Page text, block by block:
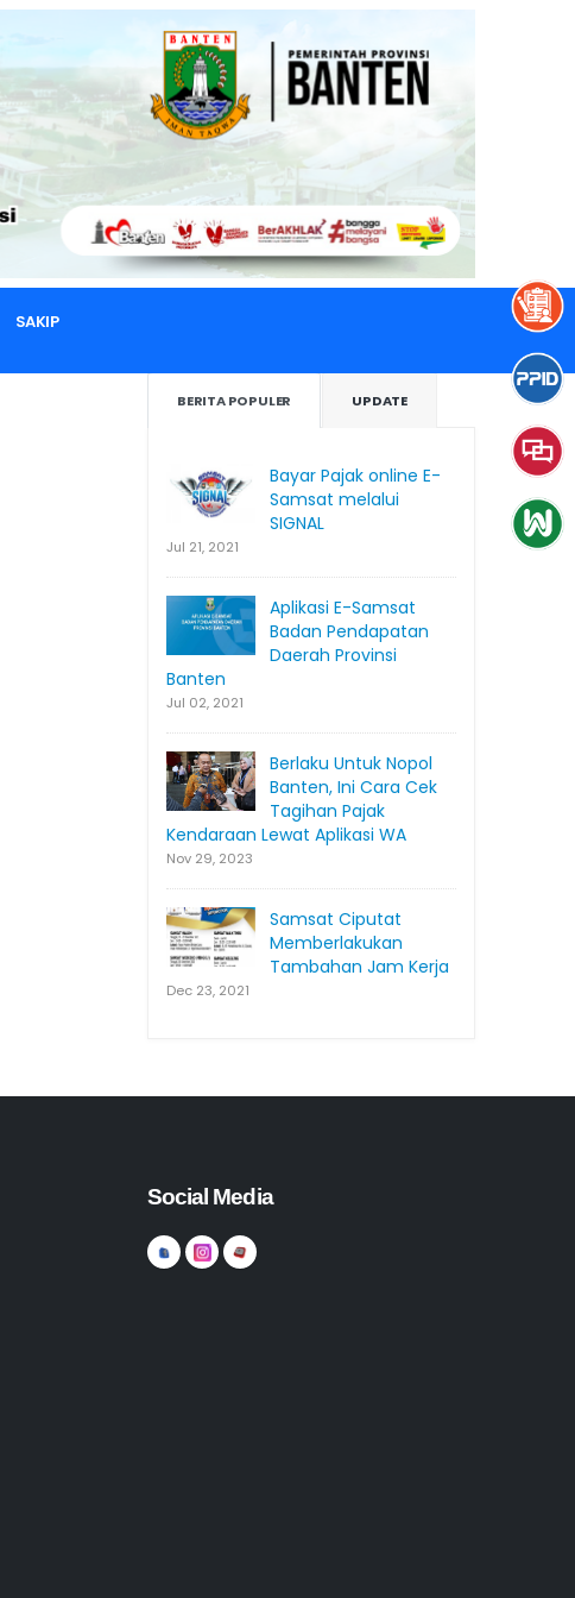
SAKIP
BERITA POPULER UPDATE
Bayar Pajak online E-
Samsat melalui
SIGNAL
Jul 21, 2021
Aplikasi E-Samsat
Badan Pendapatan
Daerah Provinsi
Banten
Jul 02, 2021
Berlaku Untuk Nopol
Banten, Ini Cara Cek
Tagihan Pajak
Kendaraan Lewat Aplikasi WA
Nov 29, 2023
Samsat Ciputat
Memberlakukan
Tambahan Jam Kerja
Dec 23, 2021
Social Media